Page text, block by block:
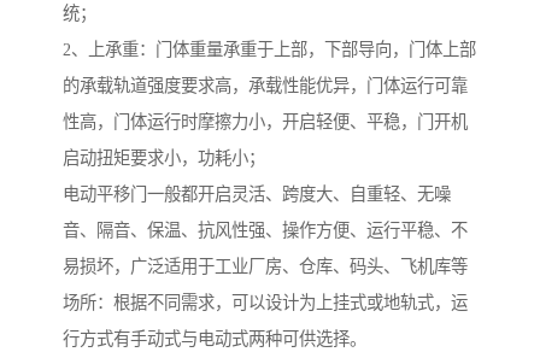
统；
2、上承重：门体重量承重于上部，下部导向，门体上部
的承载轨道强度要求高，承载性能优异，门体运行可靠
性高，门体运行时摩擦力小，开启轻便、平稳，门开机
启动扭矩要求小，功耗小；
电动平移门一般都开启灵活、跨度大、自重轻、无噪
音、隔音、保温、抗风性强、操作方便、运行平稳、不
易损坏，广泛适用于工业厂房、仓库、码头、飞机库等
场所：根据不同需求，可以设计为上挂式或地轨式，运
行方式有手动式与电动式两种可供选择。